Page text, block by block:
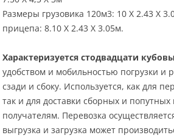
Размеры грузовика 120м3: 10 Х 2.43 Х
прицепа: 8.10 Х 2.43 Х 3.05м.
Характеризуется стодвадцати
удобством и мобильностью погрузки и
сзади и сбоку. Используется, как для
так и для доставки сборных и попутных
получателям. Перевозка
выгрузка и загрузка может